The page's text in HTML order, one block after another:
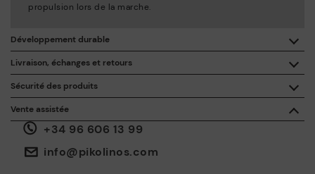
Vente assistée
+34 96 606 13 99
info@pikolinos.com
Sécurité des produits
La sécurité de nos produits nous tient à cœur. La vôtre aussi.
C'est pourquoi nous avons créé un espace où vous pouvez nous
contacter en cas d'incident ou de question sur la sécurité du
propulsion lors de la marche.
Livraison, échanges et retours
Livraison gratuite à partir de 50 € d'achat.
30 jours pour les retours et les échanges*.
ViaMon compte ou dans
Développement durable
En achetant ce produit, vous soutenez une fabrication éco-
responsable du cuir via le Leather Working Group.
ISO 14006 Ecodesign: Notre collection inscrit la conception
de ces modèles sous le signe de l’étude des impacts
environnementaux au cours de tout le cycle de vie des